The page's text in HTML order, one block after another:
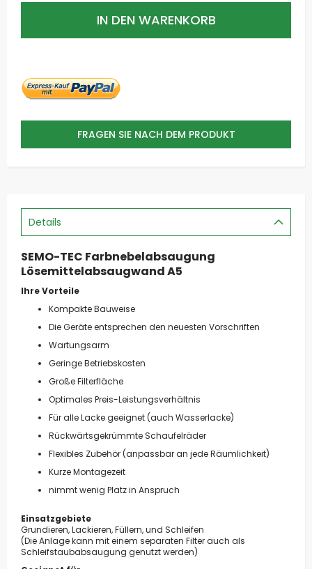
IN DEN WARENKORB
FRAGEN SIE NACH DEM PRODUKT
Details
SEMO-TEC Farbnebelabsaugung
Lösemittelabsaugwand A5
Ihre Vorteile
Kompakte Bauweise
Die Geräte entsprechen den neuesten Vorschriften
Wartungsarm
Geringe Betriebskosten
Große Filterfläche
Optimales Preis-Leistungsverhältnis
Für alle Lacke geeignet (auch Wasserlacke)
Rückwärtsgekrümmte Schaufelräder
Flexibles Zubehör (anpassbar an jede Räumlichkeit)
Kurze Montagezeit
nimmt wenig Platz in Anspruch
Einsatzgebiete
Grundieren, Lackieren, Füllern, und Schleifen
(Die Anlage kann mit einem separaten Filter auch als
Schleifstaubabsaugung genutzt werden)